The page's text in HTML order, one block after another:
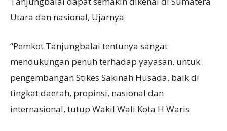
Utara dan nasional, Ujarnya
“Pemkot Tanjungbalai tentunya sangat
mendukungan penuh terhadap yayasan, untuk
pengembangan Stikes Sakinah Husada, baik di
tingkat daerah, propinsi, nasional dan
internasional, tutup Wakil Wali Kota H Waris